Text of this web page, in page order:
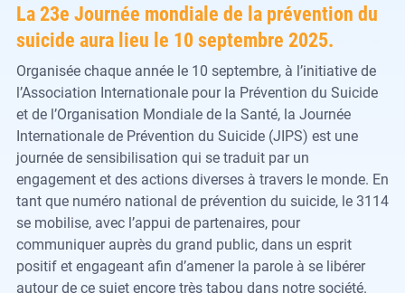
La 23e Journée mondiale de la prévention du
suicide aura lieu le 10 septembre 2025.
Organisée chaque année le 10 septembre, à l’initiative de
l’Association Internationale pour la Prévention du Suicide
et de l’Organisation Mondiale de la Santé, la Journée
Internationale de Prévention du Suicide (JIPS) est une
journée de sensibilisation qui se traduit par un
engagement et des actions diverses à travers le monde. En
tant que numéro national de prévention du suicide, le 3114
se mobilise, avec l’appui de partenaires, pour
communiquer auprès du grand public, dans un esprit
positif et engageant afin d’amener la parole à se libérer
autour de ce sujet encore très tabou dans notre société.